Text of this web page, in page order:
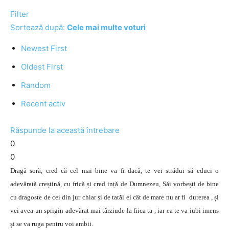
Filter
Sortează după: Cele mai multe voturi
Newest First
Oldest First
Random
Recent activ
Răspunde la această întrebare
0
0
Dragă soră, cred că cel mai bine va fi dacă, te vei strădui să educi o
adevărată creștină, cu frică și cred ință de Dumnezeu, Săi vorbești de bine
cu dragoste de cei din jur chiar și de tatăl ei cât de mare nu ar fi durerea , și
vei avea un sprigin adevărat mai târziude la fiica ta , iar ea te va iubi imens
și se va ruga pentru voi ambii.